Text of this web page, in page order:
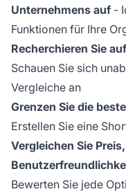
Unternehmens auf -
Funktionen für Ihre
Recherchieren Sie
Schauen Sie sich
Vergleiche an
Grenzen Sie die
Erstellen Sie eine
Vergleichen Sie
Bewerten Sie jede